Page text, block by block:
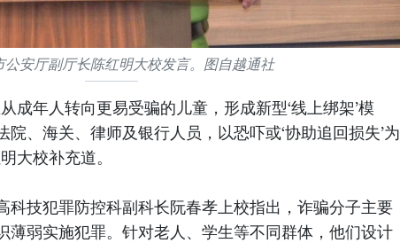
公安厅副厅长陈红明大校发言。图自越通社
成年人转向更易受骗的儿童，形成新型‘线上绑架’模
、海关、律师及银行人员，以恐吓或‘协助追回损失’为
大校补充道。
科技犯罪防控科副科长阮春孝上校指出，诈骗分子主要
薄弱实施犯罪。针对老人、学生等不同群体，他们设计